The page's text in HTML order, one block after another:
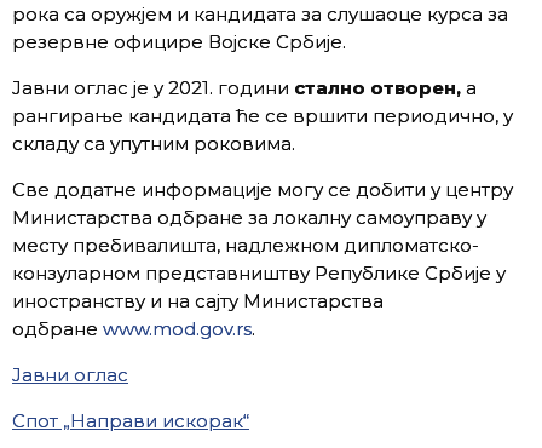
рока са оружјем и кандидата за слушаоце курса за
резервне официре Војске Србије.
Јавни оглас је у 2021. години стално отворен, а
рангирање кандидата ће се вршити периодично, у
складу са упутним роковима.
Све додатне информације могу се добити у центру
Министарства одбране за локалну самоуправу у
месту пребивалишта, надлежном дипломатско-
конзуларном представништву Републике Србије у
иностранству и на сајту Министарства
одбране www.mod.gov.rs.
Јавни оглас
Спот „Направи искорак“